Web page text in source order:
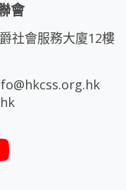
會
社會服務大廈12樓